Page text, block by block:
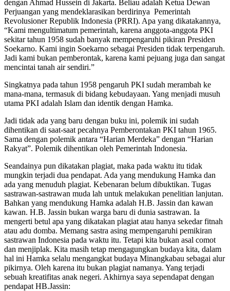
dengan Ahmad Hussein di Jakarta. Beliau adalah Ketua Dewan
Perjuangan yang mendeklarasikan berdirinya Pemerintah
Revolusioner Republik Indonesia (PRRI). Apa yang dikatakannya,
“Kami mengultimatum pemerintah, karena anggota-anggota PKI
sekitar tahun 1958 sudah banyak mempengaruhi pikiran Presiden
Soekarno. Kami ingin Soekarno sebagai Presiden tidak terpengaruh.
Jadi kami bukan pemberontak, karena kami pejuang juga dan sangat
mencintai tanah air sendiri.”
Singkatnya pada tahun 1958 pengaruh PKI sudah merambah ke
mana-mana, termasuk di bidang kebudayaan. Yang menjadi musuh
utama PKI adalah Islam dan identik dengan Hamka.
Jadi tidak ada yang baru dengan buku ini, polemik ini sudah
dihentikan di saat-saat pecahnya Pemberontakan PKI tahun 1965.
Sama dengan polemik antara “Harian Merdeka” dengan “Harian
Rakyat”. Polemik dihentikan oleh Pemerintah Indonesia.
Seandainya pun dikatakan plagiat, maka pada waktu itu tidak
mungkin terjadi dua pendapat. Ada yang mendukung Hamka dan
ada yang menuduh plagiat. Kebenaran belum dibuktikan. Tugas
sastrawan-sastrawan muda lah untuk melakukan penelitian lanjutan.
Bahkan yang mendukung Hamka adalah H.B. Jassin dan kawan
kawan. H.B. Jassin bukan warga baru di dunia sastrawan. Ia
mengerti betul apa yang dikatakan plagiat atau hanya sekedar fitnah
atau adu domba. Memang sastra asing mempengaruhi pemikiran
sastrawan Indonesia pada waktu itu. Tetapi kita bukan asal comot
dan menjiplak. Kita masih tetap mengagungkan budaya kita, dalam
hal ini Hamka selalu mengangkat budaya Minangkabau sebagai alur
pikirnya. Oleh karena itu bukan plagiat namanya. Yang terjadi
sebuah kreatifitas anak negeri. Akhirnya saya sependapat dengan
pendapat HB.Jassin: